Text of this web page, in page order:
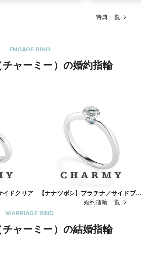
特典一覧
ENGAGE RING
ャーミー）の婚約指輪
イドクリア
【ナナツボシ】プラチナ／サイドブ
婚約指輪一覧
MARRIAGE RING
ャーミー）の結婚指輪